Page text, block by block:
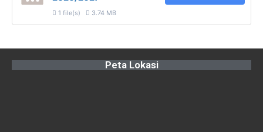
1 file(s) 3.74 MB
Peta Lokasi